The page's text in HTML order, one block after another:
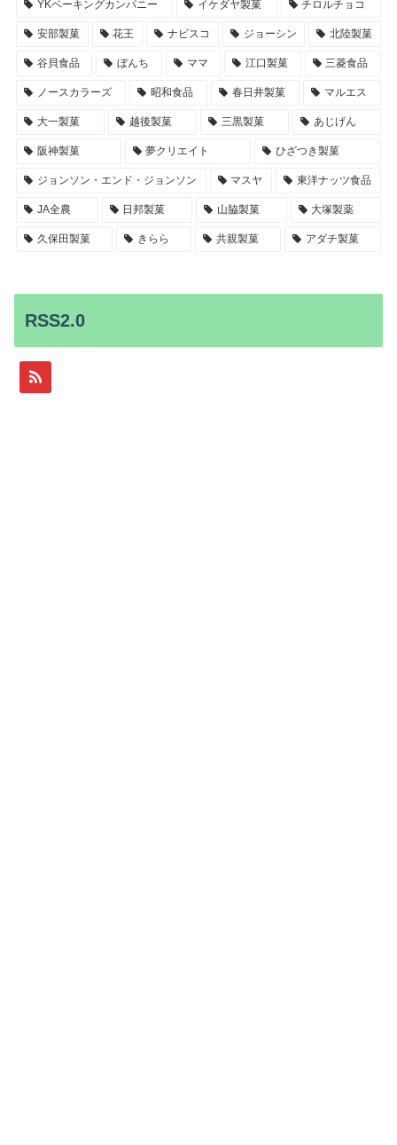
YKベーキングカンパニー イケダヤ製菓 チロルチョコ
安部製菓 花王 ナビスコ ジョーシン 北陸製菓
谷貝食品 ぼんち ママ 江口製菓 三菱食品
ノースカラーズ 昭和食品 春日井製菓 マルエス
大一製菓 越後製菓 三黒製菓 あじげん
阪神製菓 夢クリエイト ひざつき製菓
ジョンソン・エンド・ジョンソン マスヤ 東洋ナッツ食品
JA全農 日邦製菓 山脇製菓 大塚製薬
久保田製菓 きらら 共親製菓 アダチ製菓
RSS2.0